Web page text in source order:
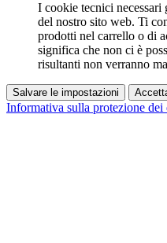
I cookie tecnici necessari
del nostro sito web. Ti
prodotti nel carrello o di
significa che non ci è
risultanti non verranno
Salvare le impostazioni
Informativa sulla protezione dei